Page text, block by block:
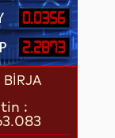
0.0356
2.2873
BİRJA
: